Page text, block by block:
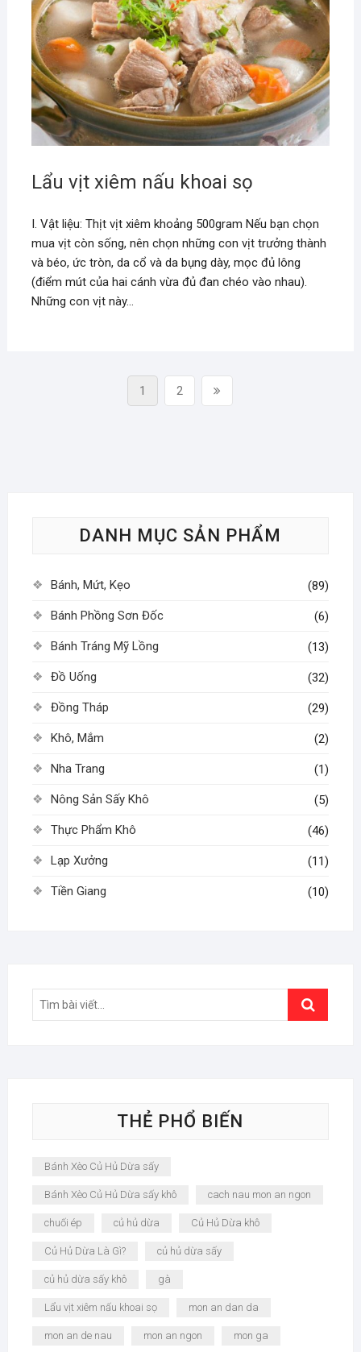
Lẩu vịt xiêm nấu khoai sọ
I. Vật liệu: Thịt vịt xiêm khoảng 500gram Nếu bạn chọn
mua vịt còn sống, nên chọn những con vịt trưởng thành
và béo, ức tròn, da cổ và da bụng dày, mọc đủ lông
(điểm mút của hai cánh vừa đủ đan chéo vào nhau).
Những con vịt này…
Page
1 Page
2
page
DANH MỤC SẢN PHẨM
Bánh, Mứt, Kẹo (89)
Bánh Phồng Sơn Đốc (6)
Bánh Tráng Mỹ Lồng (13)
Đồ Uống (32)
Đồng Tháp (29)
Khô, Mắm (2)
Nha Trang (1)
Nông Sản Sấy Khô (5)
Thực Phẩm Khô (46)
Lạp Xưởng (11)
Tiền Giang (10)
Search
THẺ PHỔ BIẾN
Bánh Xèo Củ Hủ Dừa sấy
Bánh Xèo Củ Hủ Dừa sấy khô cach nau mon an ngon
chuối ép củ hủ dừa Củ Hủ Dừa khô
Củ Hủ Dừa Là Gì? củ hủ dừa sấy
củ hủ dừa sấy khô gà
Lẩu vịt xiêm nấu khoai sọ mon an dan da
mon an de nau mon an ngon mon ga